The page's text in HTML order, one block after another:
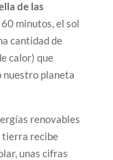
de las
60 minutos, el sol
cantidad de
calor) que
nuestro planeta
renovables
tierra recibe
unas cifras